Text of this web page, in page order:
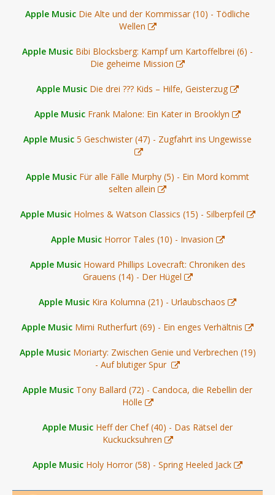
Apple Music Die Alte und der Kommissar (10) - Tödliche
Wellen
Apple Music Bibi Blocksberg: Kampf um Kartoffelbrei (6) -
Die geheime Mission
Apple Music Die drei ??? Kids – Hilfe, Geisterzug
Apple Music Frank Malone: Ein Kater in Brooklyn
Apple Music 5 Geschwister (47) - Zugfahrt ins Ungewisse
Apple Music Für alle Fälle Murphy (5) - Ein Mord kommt
selten allein
Apple Music Holmes & Watson Classics (15) - Silberpfeil
Apple Music Horror Tales (10) - Invasion
Apple Music Howard Phillips Lovecraft: Chroniken des
Grauens (14) - Der Hügel
Apple Music Kira Kolumna (21) - Urlaubschaos
Apple Music Mimi Rutherfurt (69) - Ein enges Verhältnis
Apple Music Moriarty: Zwischen Genie und Verbrechen (19)
- Auf blutiger Spur
Apple Music Tony Ballard (72) - Candoca, die Rebellin der
Hölle
Apple Music Heff der Chef (40) - Das Rätsel der
Kuckucksuhren
Apple Music Holy Horror (58) - Spring Heeled Jack